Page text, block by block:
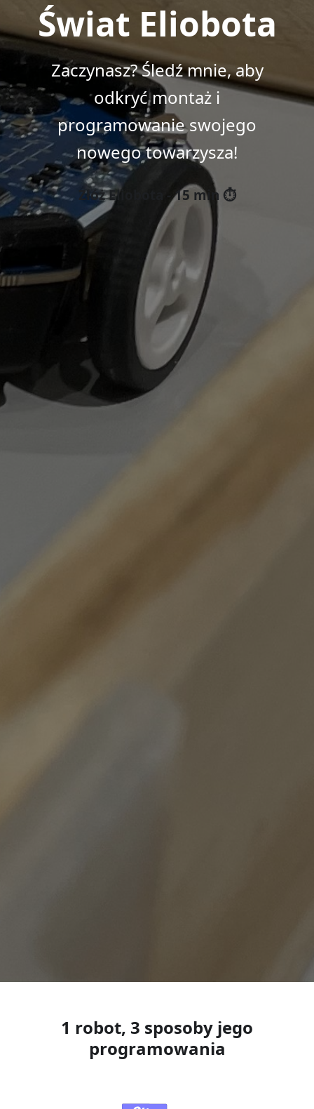
Świat Eliobota
Zaczynasz? Śledź mnie, aby
odkryć montaż i
programowanie swojego
nowego towarzysza!
Złóż Eliobota - 15 min ⏱️
1 robot, 3 sposoby jego
programowania